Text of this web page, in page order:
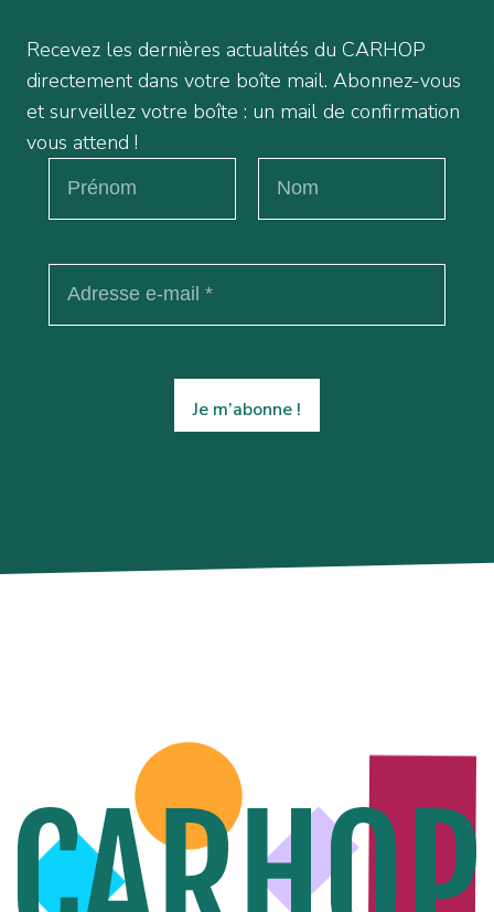
Recevez les dernières actualités du CARHOP
directement dans votre boîte mail. Abonnez-vous
et surveillez votre boîte : un mail de confirmation
vous attend !